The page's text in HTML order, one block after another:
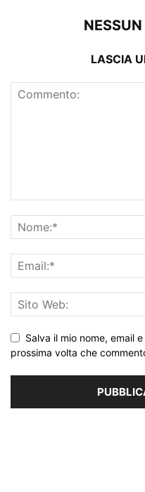
LASCIA
Salva il mio nome, email
prossima volta che